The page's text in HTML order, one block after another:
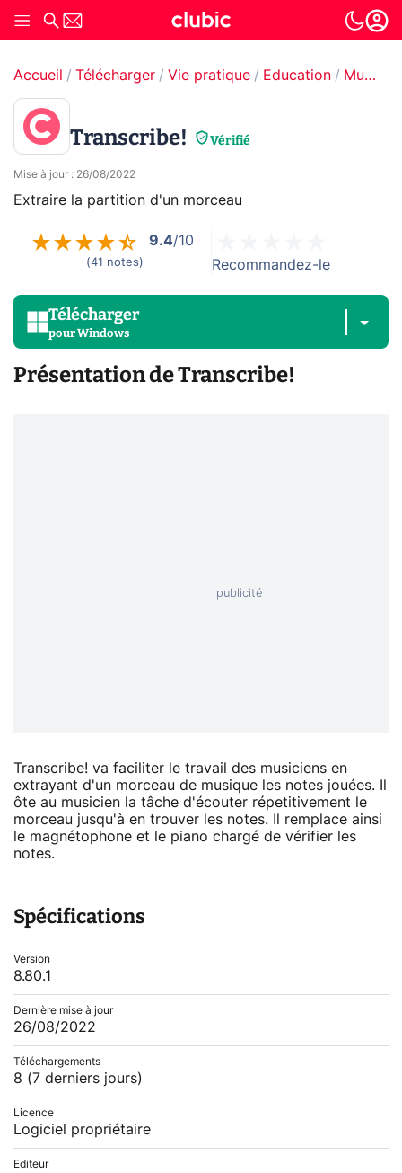
Accueil Télécharger Vie pratique Education Musique
Transcribe! Vérifié
Mise à jour : 26/08/2022
Extraire la partition d'un morceau
9.4/10
(41 notes) Recommandez-le
Télécharger
pourWindows
Présentation de Transcribe!
Transcribe! va faciliter le travail des musiciens en
extrayant d'un morceau de musique les notes jouées. Il
ôte au musicien la tâche d'écouter répetitivement le
morceau jusqu'à en trouver les notes. Il remplace ainsi
le magnétophone et le piano chargé de vérifier les
notes.
Spécifications
Version
8.80.1
Dernière mise à jour
26/08/2022
Téléchargements
8 (7 derniers jours)
Licence
Logiciel propriétaire
Editeur